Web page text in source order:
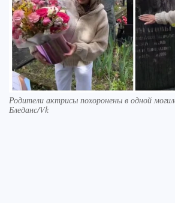
Родители актрисы похоронены в одной
Бледанс/Vk